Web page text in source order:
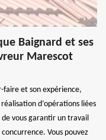
Baignard et ses
Marescot
faire et son expérience,
d’opérations liées
vous garantir un travail
Vous pouvez